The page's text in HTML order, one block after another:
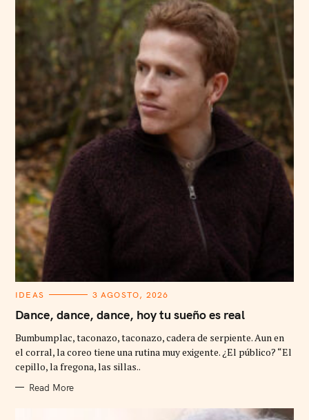
C
T
E
O
R
I
E
IDEAS 3 AGOSTO, 2026
Dance, dance, dance, hoy tu sueño es real
Bumbumplac, taconazo, taconazo, cadera de serpiente. Aun en
el corral, la coreo tiene una rutina muy exigente. ¿El público? “El
cepillo, la fregona, las sillas..
Read More